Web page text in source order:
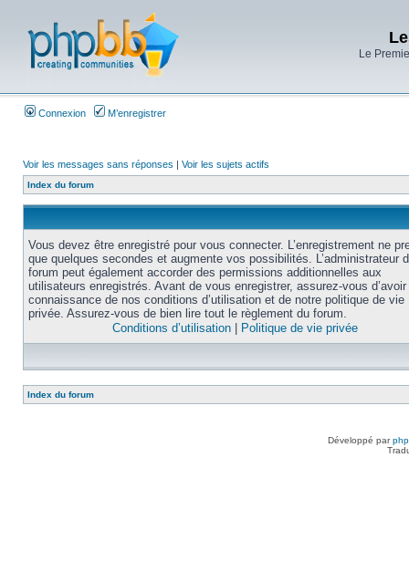
Le
Connexion M’enregistrer
Voir les messages sans réponses | Voir les sujets actifs
Index du forum
Vous devez être enregistré pour vous connecter. L’enregistrement ne
que quelques secondes et augmente vos possibilités. L’administrateur
forum peut également accorder des permissions additionnelles aux
utilisateurs enregistrés. Avant de vous enregistrer, assurez-vous
connaissance de nos conditions d’utilisation et de notre politique de vie
privée. Assurez-vous de bien lire tout le règlement du forum.
Conditions d’utilisation
Politique de vie privée
Index du forum
Développé par